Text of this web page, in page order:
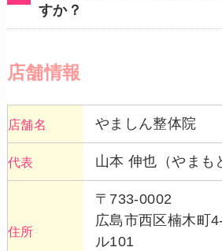
すか？
店舗情報
店舗名 やましん整体院
代表 山本 伸也（やまも
住所
〒733-0002
広島市西区楠木町
ル101